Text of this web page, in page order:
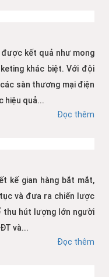
kết quả như mong
khác biệt. Với đội
sàn thương mại điện
hiệu quả...
Đọc thêm
kế gian hàng bắt mắt,
và đưa ra chiến lược
thu hút lượng lớn người
và...
Đọc thêm